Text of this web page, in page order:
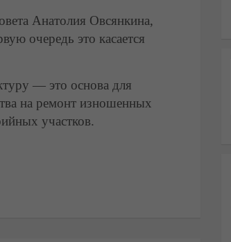
Анатолия Овсянкина,
очередь это касается
— это основа для
на ремонт изношенных
участков.